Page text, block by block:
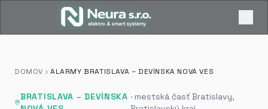
DOMOV ALARMY BRATISLAVA – DEVÍNSKA NOVÁ VES
BRATISLAVA – DEVÍNSKA · mestská časť Bratislavy,